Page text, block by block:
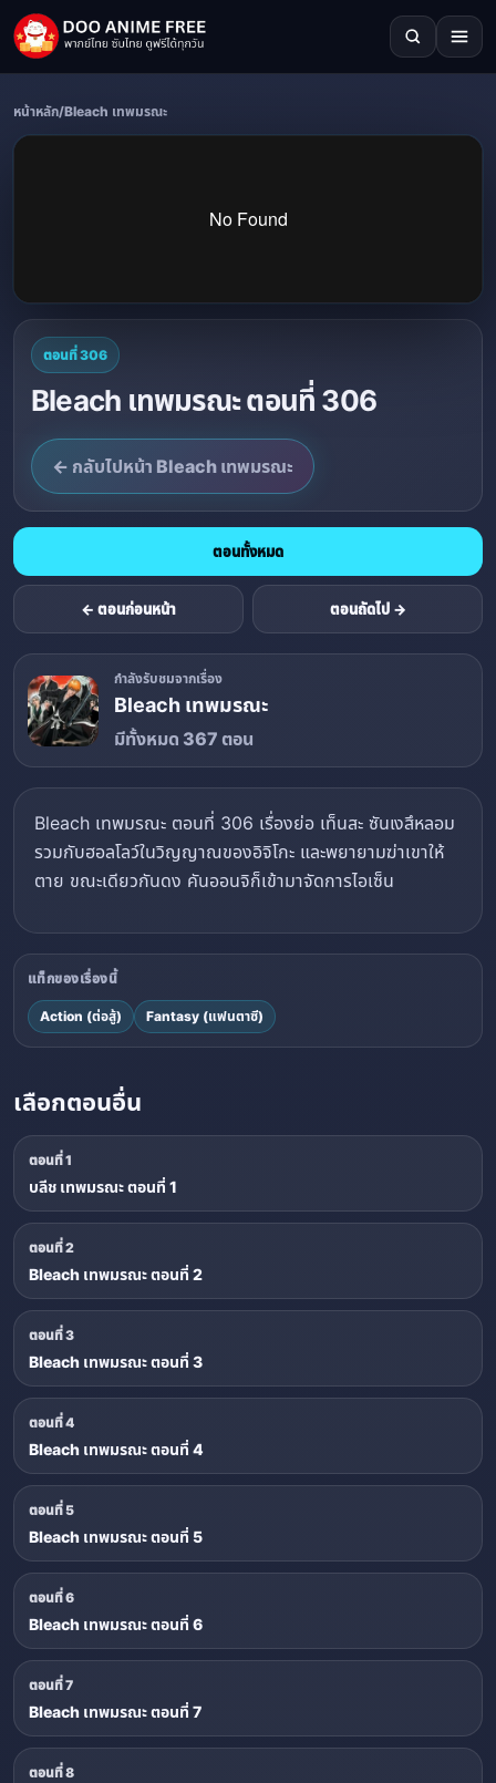
หน้าหลัก/Bleach เทพมรณะ
ตอนที่ 306
Bleach เทพมรณะ ตอนที่ 306
← กลับไปหน้า Bleach เทพมรณะ
← ตอนก่อนหน้า
ตอนทั้งหมด
ตอนถัดไป →
กำลังรับชมจากเรื่อง
Bleach เทพมรณะ
มีทั้งหมด 367 ตอน
Bleach เทพมรณะ ตอนที่ 306 เรื่องย่อ เท็นสะ ซันเงสึหลอม
รวมกับฮอลโลว์ในวิญญาณของอิจิโกะ และพยายามฆ่าเขาให้
ตาย ขณะเดียวกันดง คันออนจิก็เข้ามาจัดการไอเซ็น
แท็กของเรื่องนี้
Action (ต่อสู้) Fantasy (แฟนตาซี)
เลือกตอนอื่น
ตอนที่ 1
บลีช เทพมรณะ ตอนที่ 1
ตอนที่ 2
Bleach เทพมรณะ ตอนที่ 2
ตอนที่ 3
Bleach เทพมรณะ ตอนที่ 3
ตอนที่ 4
Bleach เทพมรณะ ตอนที่ 4
ตอนที่ 5
Bleach เทพมรณะ ตอนที่ 5
ตอนที่ 6
Bleach เทพมรณะ ตอนที่ 6
ตอนที่ 7
Bleach เทพมรณะ ตอนที่ 7
ตอนที่ 8